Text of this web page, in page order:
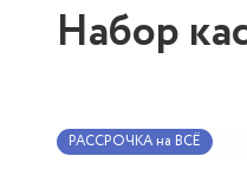
Набор
РАССРОЧКА на ВСЁ